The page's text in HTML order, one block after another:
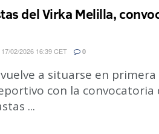
del Virka Melilla,
17/02/2026 16:39 CET 0
vuelve a situarse en
con la convocatoria
...